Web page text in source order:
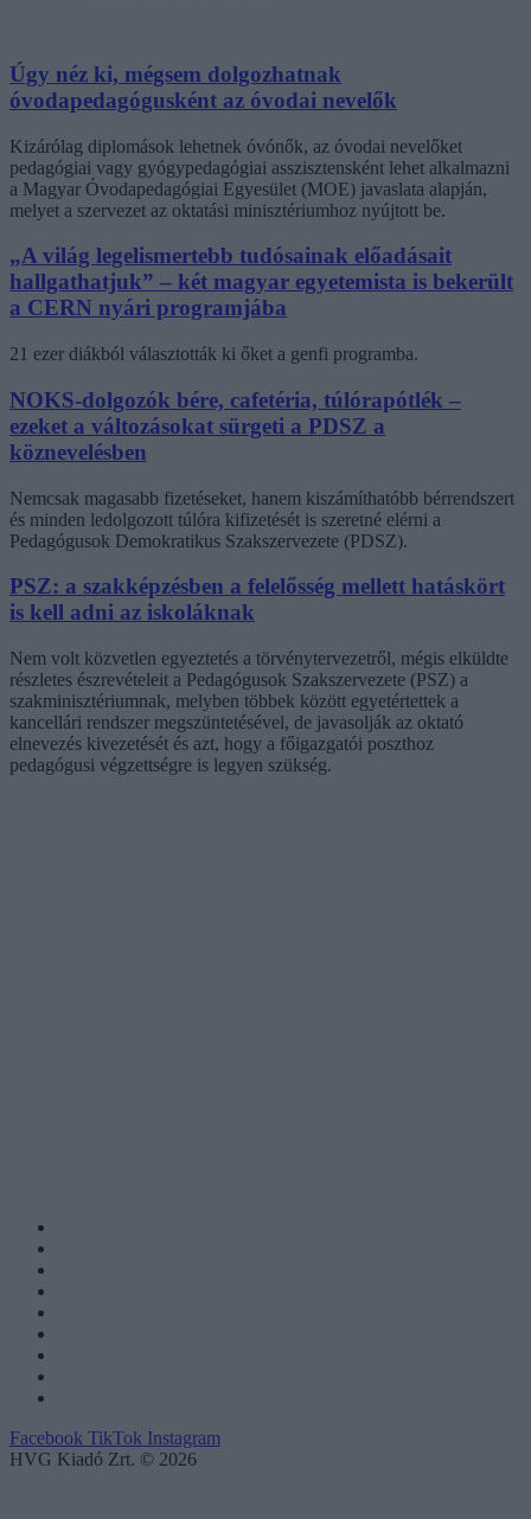
Úgy néz ki, mégsem dolgozhatnak
óvodapedagógusként az óvodai nevelők
Kizárólag diplomások lehetnek óvónők, az óvodai nevelőket
pedagógiai vagy gyógypedagógiai asszisztensként lehet alkalmazni
a Magyar Óvodapedagógiai Egyesület (MOE) javaslata alapján,
melyet a szervezet az oktatási minisztériumhoz nyújtott be.
„A világ legelismertebb tudósainak előadásait
hallgathatjuk” – két magyar egyetemista is bekerült
a CERN nyári programjába
21 ezer diákból választották ki őket a genfi programba.
NOKS-dolgozók bére, cafetéria, túlórapótlék –
ezeket a változásokat sürgeti a PDSZ a
köznevelésben
Nemcsak magasabb fizetéseket, hanem kiszámíthatóbb bérrendszert
és minden ledolgozott túlóra kifizetését is szeretné elérni a
Pedagógusok Demokratikus Szakszervezete (PDSZ).
PSZ: a szakképzésben a felelősség mellett hatáskört
is kell adni az iskoláknak
Nem volt közvetlen egyeztetés a törvénytervezetről, mégis elküldte
részletes észrevételeit a Pedagógusok Szakszervezete (PSZ) a
szakminisztériumnak, melyben többek között egyetértettek a
kancellári rendszer megszüntetésével, de javasolják az oktató
elnevezés kivezetését és azt, hogy a főigazgatói poszthoz
pedagógusi végzettségre is legyen szükség.
Facebook TikTok Instagram
HVG Kiadó Zrt. © 2026